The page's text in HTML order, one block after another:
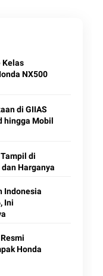
Kelas
NX500
di GIIAS
hingga Mobil
di
Harganya
Indonesia
Ini
Honda